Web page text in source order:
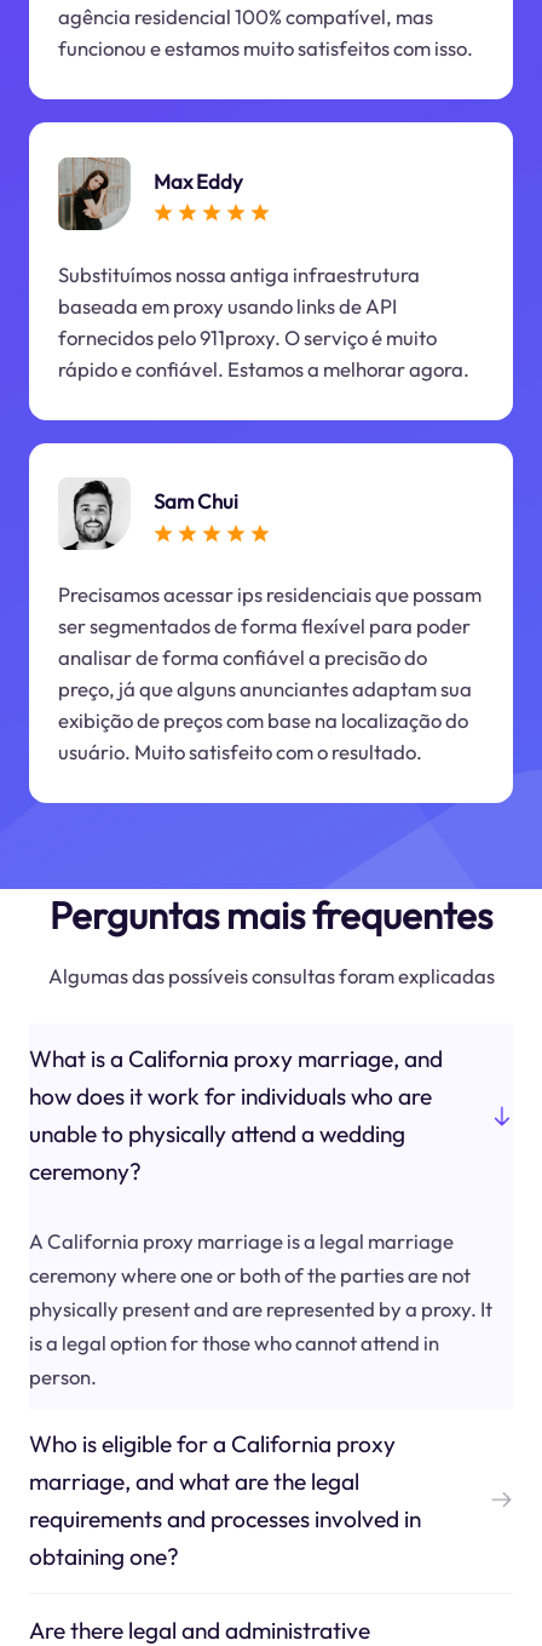
agência residencial 100% compatível, mas
funcionou e estamos muito satisfeitos com isso.
Max Eddy
Substituímos nossa antiga infraestrutura
baseada em proxy usando links de API
fornecidos pelo 911proxy. O serviço é muito
rápido e confiável. Estamos a melhorar agora.
Sam Chui
Precisamos acessar ips residenciais que possam
ser segmentados de forma flexível para poder
analisar de forma confiável a precisão do
preço, já que alguns anunciantes adaptam sua
exibição de preços com base na localização do
usuário. Muito satisfeito com o resultado.
Perguntas mais frequentes
Algumas das possíveis consultas foram explicadas
What is a California proxy marriage, and
how does it work for individuals who are
unable to physically attend a wedding
ceremony?
A California proxy marriage is a legal marriage
ceremony where one or both of the parties are not
physically present and are represented by a proxy. It
is a legal option for those who cannot attend in
person.
Who is eligible for a California proxy
marriage, and what are the legal
requirements and processes involved in
obtaining one?
Are there legal and administrative